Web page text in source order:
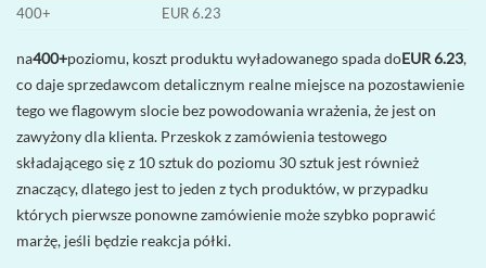
400+
EUR 6.23
na400+poziomu, koszt produktu wyładowanego spada doEUR 6.23,
co daje sprzedawcom detalicznym realne miejsce na pozostawienie
tego we flagowym slocie bez powodowania wrażenia, że jest on
zawyżony dla klienta. Przeskok z zamówienia testowego
składającego się z 10 sztuk do poziomu 30 sztuk jest również
znaczący, dlatego jest to jeden z tych produktów, w przypadku
których pierwsze ponowne zamówienie może szybko poprawić
marżę, jeśli będzie reakcja półki.